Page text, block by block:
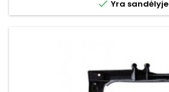
 Yra sandėlyje